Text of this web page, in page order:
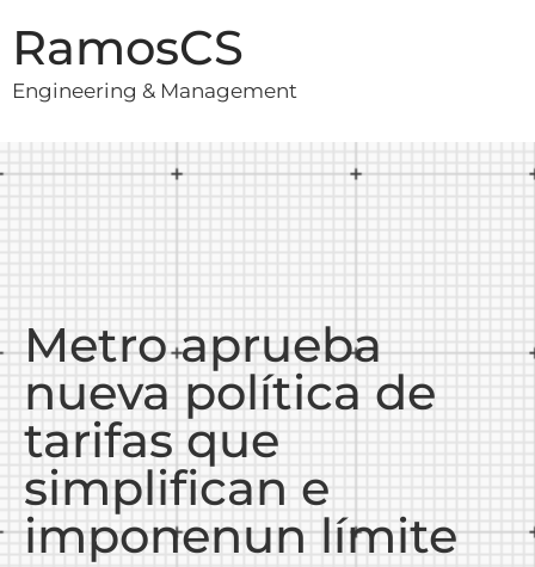
RamosCS
Engineering & Management
Metro aprueba
nueva política de
tarifas que
simplifican e
imponenun límite